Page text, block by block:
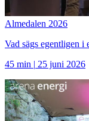
Almedalen 2026
Vad sägs egentligen i
45 min | 25 juni 2026